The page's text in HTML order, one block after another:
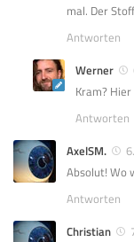
mal. Der
Antworten
Werner
Kram?
Antworten
AxelSM.
Absolut! Wo
Antworten
Christian